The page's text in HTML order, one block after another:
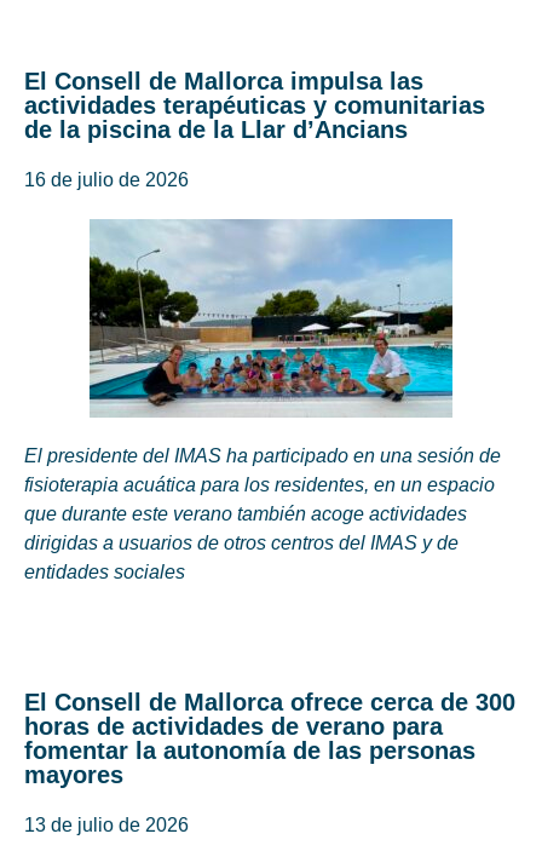
El Consell de Mallorca impulsa las
actividades terapéuticas y comunitarias
de la piscina de la Llar d’Ancians
16 de julio de 2026
El presidente del IMAS ha participado en una sesión de
fisioterapia acuática para los residentes, en un espacio
que durante este verano también acoge actividades
dirigidas a usuarios de otros centros del IMAS y de
entidades sociales
El Consell de Mallorca ofrece cerca de 300
horas de actividades de verano para
fomentar la autonomía de las personas
mayores
13 de julio de 2026